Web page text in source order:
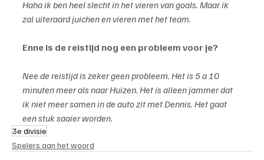
Haha ik ben heel slecht in het vieren van goals. Maar ik
zal uiteraard juichen en vieren met het team.
Enne is de reistijd nog een probleem voor je?
Nee de reistijd is zeker geen probleem. Het is 5 a 10
minuten meer als naar Huizen. Het is alleen jammer dat
ik niet meer samen in de auto zit met Dennis. Het gaat
een stuk saaier worden.
3e divisie
Spelers aan het woord